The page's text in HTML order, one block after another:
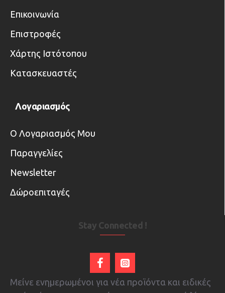
Επικοινωνία
Επιστροφές
Χάρτης Ιστότοπου
Κατασκευαστές
Λογαριασμός
Ο Λογαριασμός Μου
Παραγγελίες
Newsletter
Δώροεπιταγές
Stay Connected !
Μείνε ενημερωμένοι για νέα προϊόντα και ειδικές